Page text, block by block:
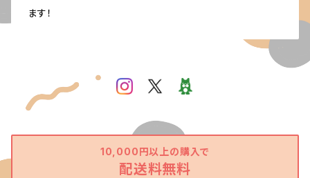
ます！
10,000円以上の購入で
配送料無料